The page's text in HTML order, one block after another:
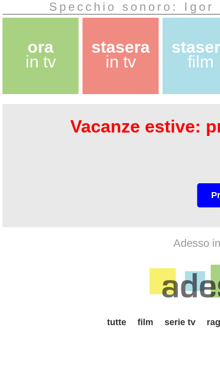
Specchio sonoro:
ora
in tv
stasera
in tv
film
Vacanze estive:
Adesso
tutte film serie tv